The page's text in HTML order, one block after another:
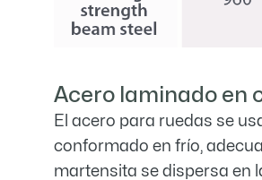
Acero laminado en
El acero para ruedas se
conformado en frío,
martensita se dispersa en